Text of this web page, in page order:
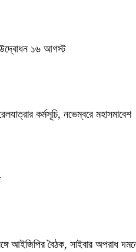
উদ্বোধন ১৬ আগস্ট
কর্মসূচি, নভেম্বরে মহাসমাবেশ
আইজিপির বৈঠক, সাইবার অপরাধ